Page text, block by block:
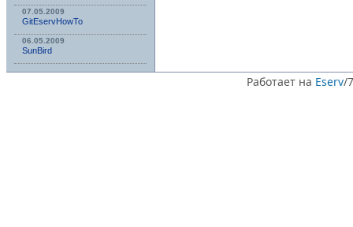
07.05.2009
GitEservHowTo
06.05.2009
SunBird
Работает на Eserv/